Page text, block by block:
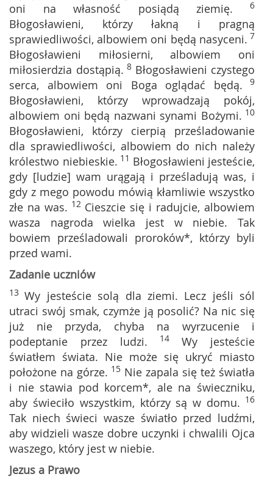
oni na własność posiądą ziemię. 6
Błogosławieni, którzy łakną i pragną
sprawiedliwości, albowiem oni będą nasyceni. 7
Błogosławieni miłosierni, albowiem oni
miłosierdzia dostąpią. 8 Błogosławieni czystego
serca, albowiem oni Boga oglądać będą. 9
Błogosławieni, którzy wprowadzają pokój,
albowiem oni będą nazwani synami Bożymi. 10
Błogosławieni, którzy cierpią prześladowanie
dla sprawiedliwości, albowiem do nich należy
królestwo niebieskie. 11 Błogosławieni jesteście,
gdy [ludzie] wam urągają i prześladują was, i
gdy z mego powodu mówią kłamliwie wszystko
złe na was. 12 Cieszcie się i radujcie, albowiem
wasza nagroda wielka jest w niebie. Tak
bowiem prześladowali proroków*, którzy byli
przed wami.
Zadanie uczniów
13Wy jesteście solą dla ziemi. Lecz jeśli sól
utraci swój smak, czymże ją posolić? Na nic się
już nie przyda, chyba na wyrzucenie i
podeptanie przez ludzi. 14 Wy jesteście
światłem świata. Nie może się ukryć miasto
położone na górze. 15 Nie zapala się też światła
i nie stawia pod korcem*, ale na świeczniku,
aby świeciło wszystkim, którzy są w domu. 16
Tak niech świeci wasze światło przed ludźmi,
aby widzieli wasze dobre uczynki i chwalili Ojca
waszego, który jest w niebie.
Jezus a Prawo